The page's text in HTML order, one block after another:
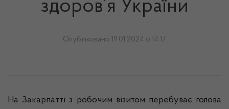
здоров’я України
Опубліковано 19.01.2024 о 14:17
На Закарпатті з робочим візитом перебуває голова